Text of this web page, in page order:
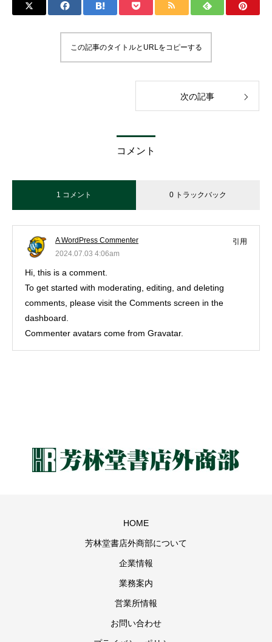
この記事のタイトルとURLをコピーする
次の記事
コメント
1 コメント 0 トラックバック
A WordPress Commenter
2024.07.03 4:06am
引用
Hi, this is a comment.
To get started with moderating, editing, and deleting
comments, please visit the Comments screen in the
dashboard.
Commenter avatars come from Gravatar.
HOME
芳林堂書店外商部について
企業情報
業務案内
営業所情報
お問い合わせ